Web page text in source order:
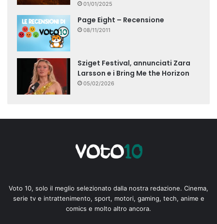
01/01/2025
Page Eight – Recensione
08/11/2011
Sziget Festival, annunciati Zara
Larsson e i Bring Me the Horizon
05/02/2026
Voto 10, solo il meglio selezionato dalla nostra redazione. Cinema,
serie tv e intrattenimento, sport, motori, gaming, tech, anime e
comics e molto altro ancora.